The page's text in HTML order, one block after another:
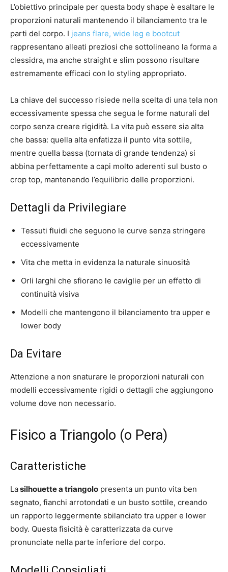
L’obiettivo principale per questa body shape è esaltare le
proporzioni naturali mantenendo il bilanciamento tra le
parti del corpo. I jeans flare, wide leg e bootcut
rappresentano alleati preziosi che sottolineano la forma a
clessidra, ma anche straight e slim possono risultare
estremamente efficaci con lo styling appropriato.
La chiave del successo risiede nella scelta di una tela non
eccessivamente spessa che segua le forme naturali del
corpo senza creare rigidità. La vita può essere sia alta
che bassa: quella alta enfatizza il punto vita sottile,
mentre quella bassa (tornata di grande tendenza) si
abbina perfettamente a capi molto aderenti sul busto o
crop top, mantenendo l’equilibrio delle proporzioni.
Dettagli da Privilegiare
Tessuti fluidi che seguono le curve senza stringere
eccessivamente
Vita che metta in evidenza la naturale sinuosità
Orli larghi che sfiorano le caviglie per un effetto di
continuità visiva
Modelli che mantengono il bilanciamento tra upper e
lower body
Da Evitare
Attenzione a non snaturare le proporzioni naturali con
modelli eccessivamente rigidi o dettagli che aggiungono
volume dove non necessario.
Fisico a Triangolo (o Pera)
Caratteristiche
Lasilhouette a triangolo presenta un punto vita ben
segnato, fianchi arrotondati e un busto sottile, creando
un rapporto leggermente sbilanciato tra upper e lower
body. Questa fisicità è caratterizzata da curve
pronunciate nella parte inferiore del corpo.